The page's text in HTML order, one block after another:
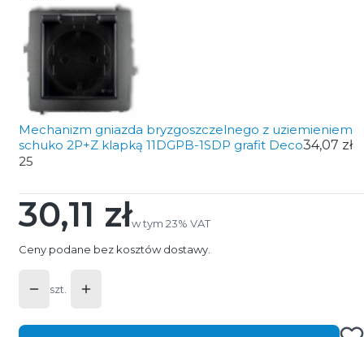
Mechanizm gniazda bryzgoszczelnego z uziemieniem
schuko 2P+Z klapką 11DGPB-1SDP grafit Deco34,07 zł
25
Cena
30,11 złw tym 23% VAT
w tym 23% VAT
Ceny podane bez kosztów dostawy.
szt.